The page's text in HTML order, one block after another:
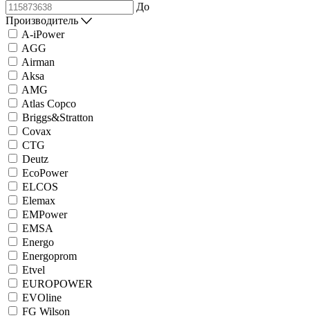
До
Производитель
A-iPower
AGG
Airman
Aksa
AMG
Atlas Copco
Briggs&Stratton
Covax
CTG
Deutz
EcoPower
ELCOS
Elemax
EMPower
EMSA
Energo
Energoprom
Etvel
EUROPOWER
EVOline
FG Wilson